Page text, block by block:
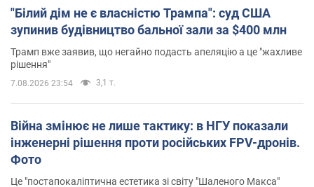
"Білий дім не є власністю Трампа": суд США
зупинив будівництво бальної зали за $400 млн
Трамп вже заявив, що негайно подасть апеляцію а це "жахливе
рішення"
7.08.2026 23:54 3,1 т.
Війна змінює не лише тактику: в НГУ показали
інженерні рішення проти російських FPV-дронів.
Фото
Це "постапокаліптична естетика зі світу "Шаленого Макса"